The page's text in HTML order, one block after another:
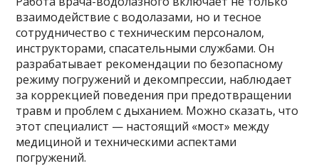
взаимодействие с водолазами, но и тесное
сотрудничество с техническим персоналом,
инструкторами, спасательными службами. Он
разрабатывает рекомендации по безопасному
режиму погружений и декомпрессии, наблюдает
за коррекцией поведения при предотвращении
травм и проблем с дыханием. Можно сказать, что
этот специалист — настоящий «мост» между
медициной и техническими аспектами
погружений.